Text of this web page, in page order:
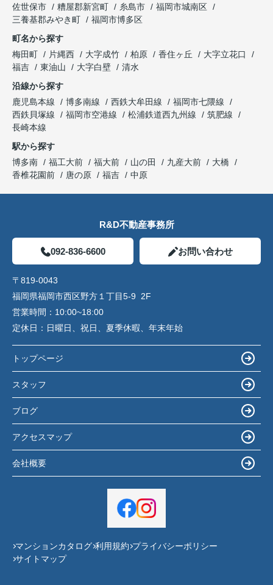
佐世保市
糟屋郡新宮町 糸島市
福岡市城南区
三養基郡みやき町
福岡市博多区
町名から探す
梅田町
片縄西 大字成竹 柏原 香住ヶ丘
大字立花口
福吉
東油山 大字白壁
清水
沿線から探す
鹿児島本線
博多南線 西鉄大牟田線
福岡市七隈線
西鉄貝塚線
福岡市空港線 松浦鉄道西九州線
筑肥線
長崎本線
駅から探す
博多南
福工大前 福大前 山の田 九産大前
大橋
香椎花園前
唐の原 福吉 中原
R&D不動産事務所
092-836-6600 お問い合わせ
〒819-0043
福岡県福岡市西区野方１丁目5-9 2F
営業時間： 10:00~18:00
定休日： 日曜日、祝日、夏季休暇、年末年始
トップページ
スタッフ
ブログ
アクセスマップ
会社概要
マンションカタログ 利用規約 プライバシーポリシー
サイトマップ